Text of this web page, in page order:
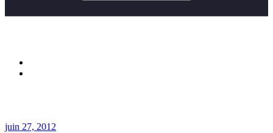
juin 27, 2012